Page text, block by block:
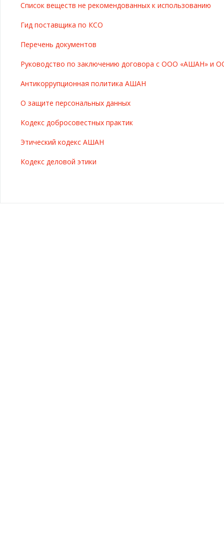
Список веществ не рекомендованных к использованию
Гид поставщика по КСО
Перечень документов
Руководство по заключению договора с ООО «АШАН» и
Антикоррупционная политика АШАН
О защите персональных данных
Кодекс добросовестных практик
Этический кодекс АШАН
Кодекс деловой этики